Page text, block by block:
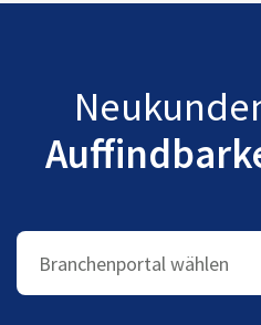
Branchenportal wählen